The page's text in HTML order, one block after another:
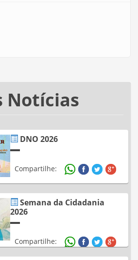
Notícias
DNO 2026
Compartilhe:
Semana da Cidadania
2026
Compartilhe: